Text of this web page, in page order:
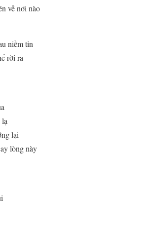
về nơi nào
niềm tin
rời ra
lại
lòng này